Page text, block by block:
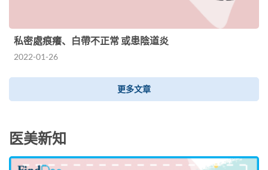
私密處痕癢、白帶不正常 或患陰道炎
2022-01-26
更多文章
医美新知